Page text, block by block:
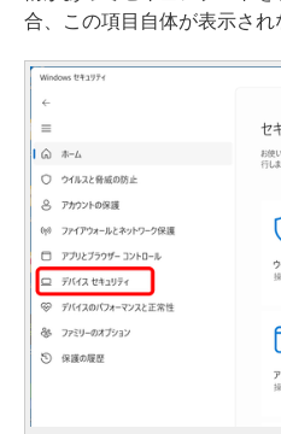
合、この項目自体が表示され